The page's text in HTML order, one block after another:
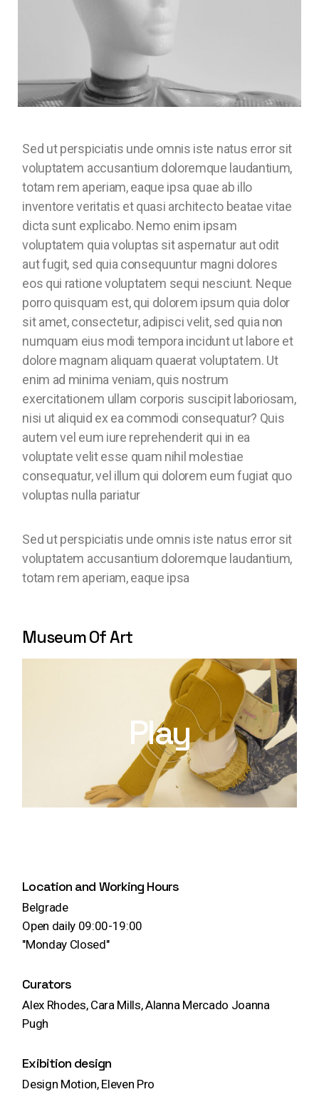
Location and Working Hours
Belgrade
Open daily 09:00-19:00
"Monday Closed"
Curators
Alex Rhodes, Cara Mills, Alanna Mercado Joanna
Pugh
Exibition design
Design Motion, Eleven Pro
Sed ut perspiciatis unde omnis iste natus error sit
voluptatem accusantium doloremque laudantium,
totam rem aperiam, eaque ipsa quae ab illo
inventore veritatis et quasi architecto beatae vitae
dicta sunt explicabo. Nemo enim ipsam
voluptatem quia voluptas sit aspernatur aut odit
aut fugit, sed quia consequuntur magni dolores
eos qui ratione voluptatem sequi nesciunt. Neque
porro quisquam est, qui dolorem ipsum quia dolor
sit amet, consectetur, adipisci velit, sed quia non
numquam eius modi tempora incidunt ut labore et
dolore magnam aliquam quaerat voluptatem. Ut
enim ad minima veniam, quis nostrum
exercitationem ullam corporis suscipit laboriosam,
nisi ut aliquid ex ea commodi consequatur? Quis
autem vel eum iure reprehenderit qui in ea
voluptate velit esse quam nihil molestiae
consequatur, vel illum qui dolorem eum fugiat quo
voluptas nulla pariatur
Sed ut perspiciatis unde omnis iste natus error sit
voluptatem accusantium doloremque laudantium,
totam rem aperiam, eaque ipsa
Museum Of Art
Play